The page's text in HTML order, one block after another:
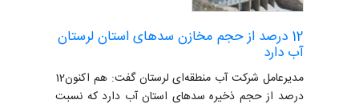
12 درصد از حجم مخازن سدهای استان لرستان
آب دارد
مدیرعامل شرکت آب منطقه‌ای لرستان گفت: هم اکنون12
درصد از حجم ذخیره سدهای استان آب دارد که نسبت